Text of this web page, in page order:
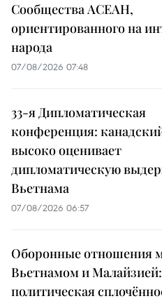
Сообщества АСЕАН,
ориентированного на
народа
07/08/2026 07:48
33-я Дипломатическая
конференция:
высоко оценивает
дипломатическую
Вьетнама
07/08/2026 06:57
Оборонные отношения
Вьетнамом и Малайзией:
политическая